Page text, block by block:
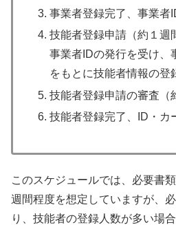
事業者登録完了、事業者
技能者登録申請（約１週
事業者IDの発行を受け、
をもとに技能者情報の登
技能者登録申請の審査（
技能者登録完了、ID・カ
このスケジュールでは、必要書
週間程度を想定していますが、
り、技能者の登録人数が多い場